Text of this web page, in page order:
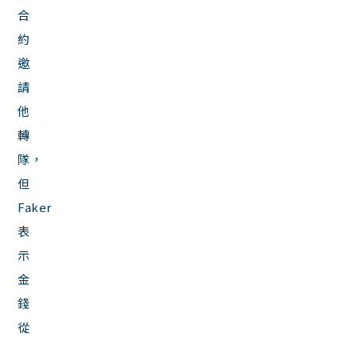
合
約
邀
請
他
轉
隊，
但
Faker
表
示
金
錢
從